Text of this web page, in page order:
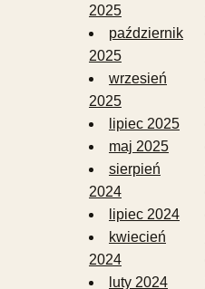
2025
październik
2025
wrzesień
2025
lipiec 2025
maj 2025
sierpień
2024
lipiec 2024
kwiecień
2024
luty 2024